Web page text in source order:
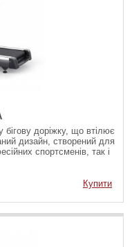
бігову доріжку, що втілює
дизайн, створений для
спортсменів, так і
Купити